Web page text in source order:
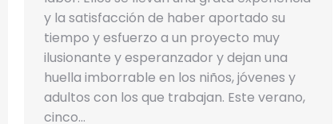
y la satisfacción de haber aportado su
tiempo y esfuerzo a un proyecto muy
ilusionante y esperanzador y dejan una
huella imborrable en los niños, jóvenes y
adultos con los que trabajan. Este verano,
cinco…